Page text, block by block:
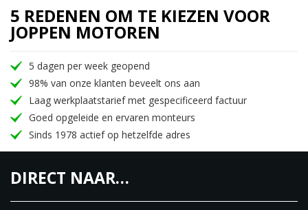
5 REDENEN OM TE KIEZEN VOOR
JOPPEN MOTOREN
5 dagen per week geopend
98% van onze klanten beveelt ons aan
Laag werkplaatstarief met gespecificeerd factuur
Goed opgeleide en ervaren monteurs
Sinds 1978 actief op hetzelfde adres
DIRECT NAAR…